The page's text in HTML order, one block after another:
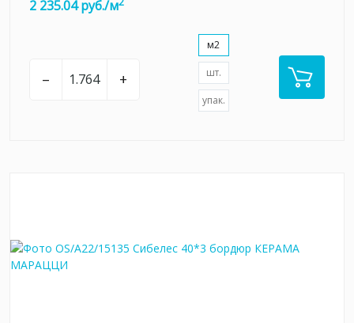
2 235.04 руб./м
– +
м2
шт.
упак.